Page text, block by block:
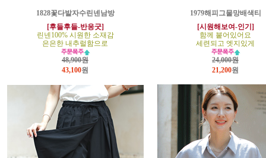
1828꽃다발자수린넨남방
[후들후들-반응굿]
린넨100% 시원한 소재감
은은한 내추럴함으로
48,900원
43,100원
1979해피그물망배색티
[시원해보여-인기]
함께 붙어있어요
세련되고 엣지있게
24,000원
21,200원